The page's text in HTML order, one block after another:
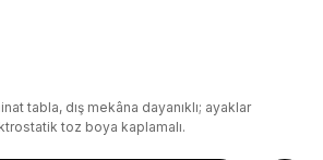
tabla, dış mekâna dayanıklı; ayaklar
toz boya kaplamalı.